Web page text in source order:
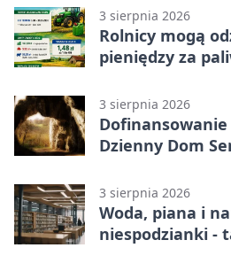
3 sierpnia 2026
Rolnicy mogą
pieniędzy za
3 sierpnia 2026
Dofinansowanie
Dzienny Dom
3 sierpnia 2026
Woda, piana i
niespodzianki -